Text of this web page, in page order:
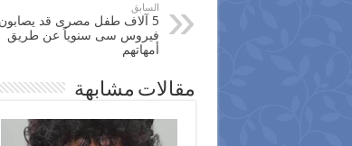
السابق
5 آلاف طفل مصرى قد يصابون
‫‏فيروس سى‬ سنوياً عن طريق
أمهاتهم
مقالات مشابهة